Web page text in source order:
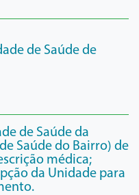
de Saúde de
de Saúde da
Saúde do Bairro) de
médica;
da Unidade para